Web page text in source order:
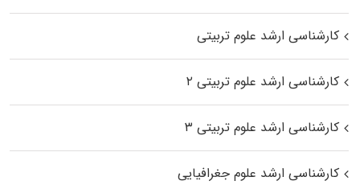
کارشناسی ارشد علوم تربیتی
کارشناسی ارشد علوم تربیتی ۲
کارشناسی ارشد علوم تربیتی ۳
کارشناسی ارشد علوم جغرافیایی